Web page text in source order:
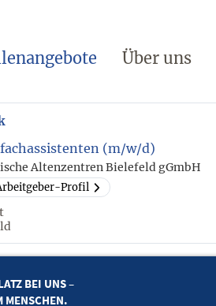
Über uns
(m/w/d)
Altenzentren Bielefeld gGmbH
Profil